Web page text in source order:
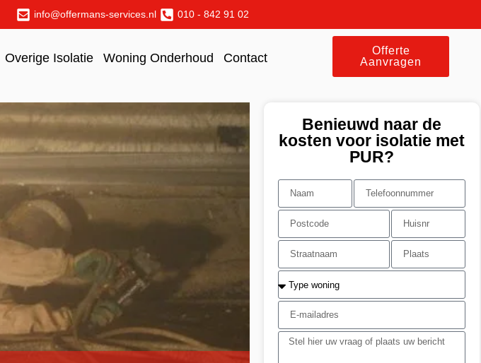
info@offermans-services.nl 010 - 842 91 02
Overige Isolatie Woning Onderhoud Contact
Offerte
Aanvragen
Benieuwd naar de
kosten voor isolatie met
PUR?